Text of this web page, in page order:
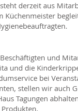
derzeit aus
Küchenmeister
und
und die
bei
stellen wir auch
Tagungen